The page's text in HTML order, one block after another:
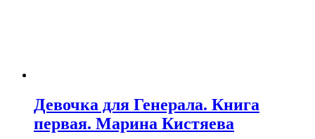
Девочка для Генерала. Книга
первая. Марина Кистяева